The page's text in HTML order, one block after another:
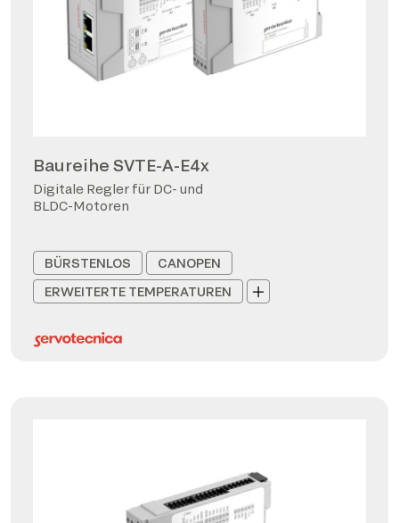
Baureihe SVTE-A-E4x
Digitale Regler für DC- und
BLDC-Motoren
BÜRSTENLOS
CANOPEN
ERWEITERTE TEMPERATUREN